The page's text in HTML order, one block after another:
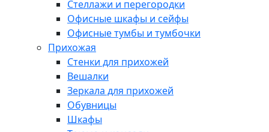
Стеллажи и перегородки
Офисные шкафы и сейфы
Офисные тумбы и тумбочки
Прихожая
Стенки для прихожей
Вешалки
Зеркала для прихожей
Обувницы
Шкафы